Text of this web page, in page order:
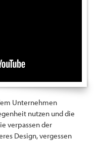
Unternehmen
nutzen und die
verpassen der
Design, vergessen